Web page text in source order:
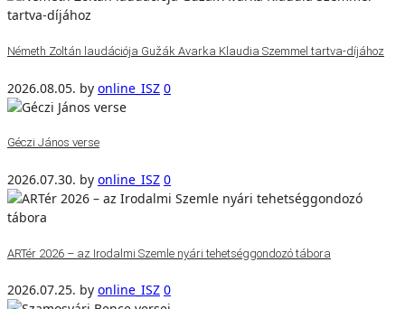
Németh Zoltán laudációja Gužák Avarka Klaudia Szemmel tartva-díjához
2026.08.05. by online_ISZ 0
Géczi János verse
2026.07.30. by online_ISZ 0
ARTér 2026 – az Irodalmi Szemle nyári tehetséggondozó tábora
2026.07.25. by online_ISZ 0